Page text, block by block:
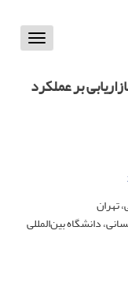
Toggle
بر عملکرد
تهران
دانشگاه بین‌المللی